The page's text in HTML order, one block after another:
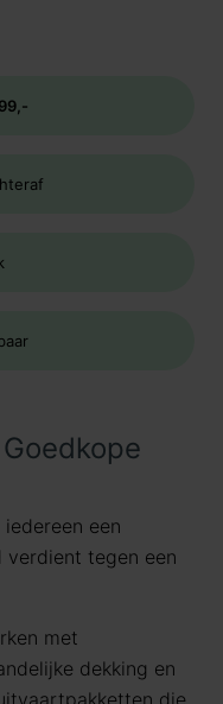
een
verdient tegen een
met
dekking en
die